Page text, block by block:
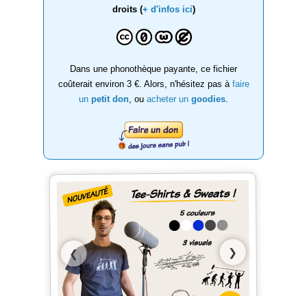
droits (+ d'infos ici)
Dans une phonothèque payante, ce fichier
coûterait environ 3 €. Alors, n'hésitez pas à faire
un petit don , ou acheter un goodies
❮ ❯